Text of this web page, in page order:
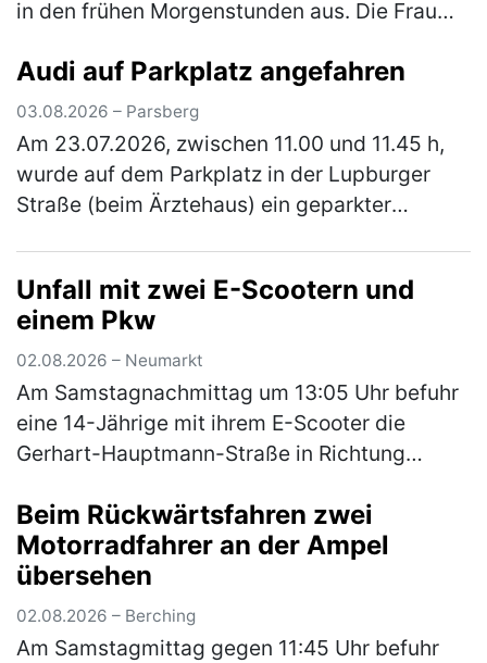
in den frühen Morgenstunden aus. Die Frau
unterwegs, als sie einen Man…(mehr)
Audi auf Parkplatz angefahren
03.08.2026 – Parsberg
Am 23.07.2026, zwischen 11.00 und 11.45 h,
wurde auf dem Parkplatz in der Lupburger
Straße (beim Ärztehaus) ein geparkter
(mehr)
Unfall mit zwei E-Scootern und
einem Pkw
02.08.2026 – Neumarkt
Am Samstagnachmittag um 13:05 Uhr befuhr
eine 14-Jährige mit ihrem E-Scooter die
Gerhart-Hauptmann-Straße in Richtung
ebenfalls 14-Jährige auch mit ihrem E-
Scoote…(mehr)
Beim Rückwärtsfahren zwei
Motorradfahrer an der Ampel
übersehen
02.08.2026 – Berching
Am Samstagmittag gegen 11:45 Uhr befuhr